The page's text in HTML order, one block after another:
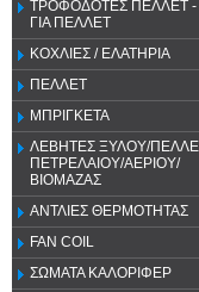
ΤΡΟΦΟΔΟΤΕΣ ΠΕΛΛΕΤ -
ΓΙΑ ΠΕΛΛΕΤ
ΚΟΧΛΙΕΣ / ΕΛΑΤΗΡΙΑ
ΠΕΛΛΕΤ
ΜΠΡΙΓΚΕΤΑ
ΛΕΒΗΤΕΣ ΞΥΛΟΥ/
ΠΕΤΡΕΛΑΙΟΥ/ΑΕΡΙΟΥ/
ΒΙΟΜΑΖΑΣ
ΑΝΤΛΙΕΣ ΘΕΡΜΟΤΗΤΑΣ
FAN COIL
ΣΩΜΑΤΑ ΚΑΛΟΡΙΦΕΡ